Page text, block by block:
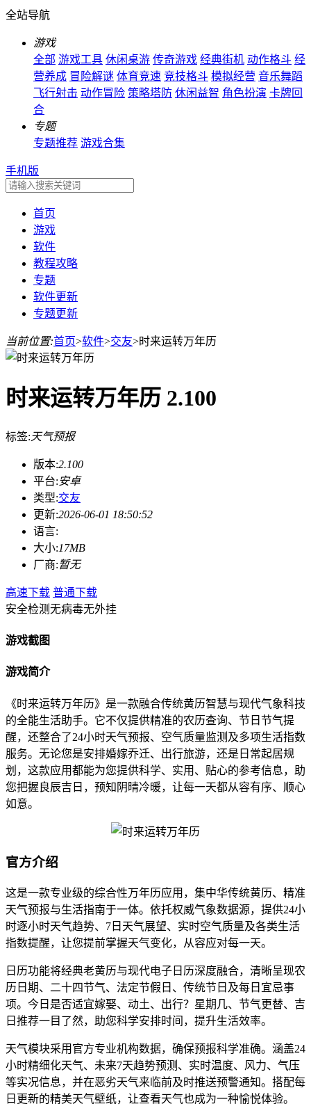
全站导航
游戏
全部 游戏工具 休闲桌游 传奇游戏 经典街机 动作格斗 经
营养成 冒险解谜 体育竞速 竞技格斗 模拟经营 音乐舞蹈
飞行射击 动作冒险 策略塔防 休闲益智 角色扮演 卡牌回
合
专题
专题推荐 游戏合集
手机版
首页
游戏
软件
教程攻略
专题
软件更新
专题更新
当前位置:首页>软件>交友>时来运转万年历
时来运转万年历 2.100
标签:天气预报
版本:2.100
平台:安卓
类型:交友
更新:2026-06-01 18:50:52
语言:
大小:17MB
厂商:暂无
高速下载 普通下载
安全检测无病毒无外挂
游戏截图
游戏简介
《时来运转万年历》是一款融合传统黄历智慧与现代气象科技
的全能生活助手。它不仅提供精准的农历查询、节日节气提
醒，还整合了24小时天气预报、空气质量监测及多项生活指数
服务。无论您是安排婚嫁乔迁、出行旅游，还是日常起居规
划，这款应用都能为您提供科学、实用、贴心的参考信息，助
您把握良辰吉日，预知阴晴冷暖，让每一天都从容有序、顺心
如意。
官方介绍
这是一款专业级的综合性万年历应用，集中华传统黄历、精准
天气预报与生活指南于一体。依托权威气象数据源，提供24小
时逐小时天气趋势、7日天气展望、实时空气质量及各类生活
指数提醒，让您提前掌握天气变化，从容应对每一天。
日历功能将经典老黄历与现代电子日历深度融合，清晰呈现农
历日期、二十四节气、法定节假日、传统节日及每日宜忌事
项。今日是否适宜嫁娶、动土、出行？星期几、节气更替、吉
日推荐一目了然，助您科学安排时间，提升生活效率。
天气模块采用官方专业机构数据，确保预报科学准确。涵盖24
小时精细化天气、未来7天趋势预测、实时温度、风力、气压
等实况信息，并在恶劣天气来临前及时推送预警通知。搭配每
日更新的精美天气壁纸，让查看天气也成为一种愉悦体验。